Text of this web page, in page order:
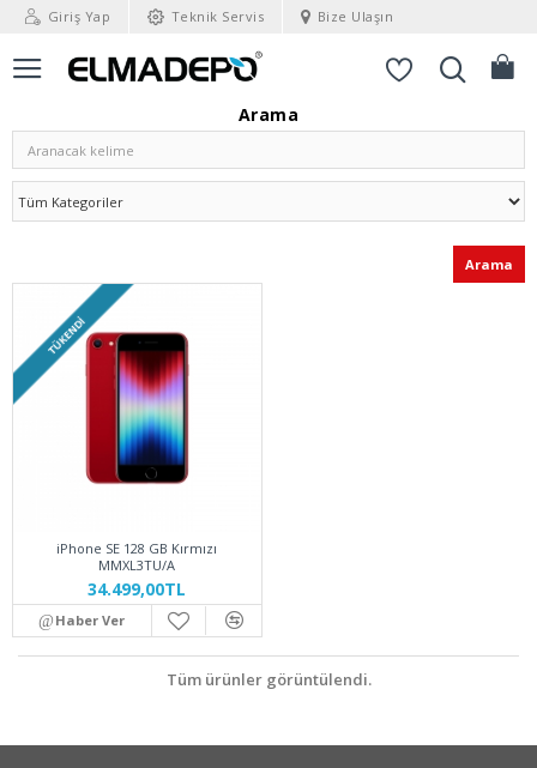
Giriş Yap Teknik Servis Bize Ulaşın
Arama
Arama
TÜKENDI
iPhone SE 128 GB Kırmızı
MMXL3TU/A
34.499,00TL
Haber Ver
Tüm ürünler görüntülendi.